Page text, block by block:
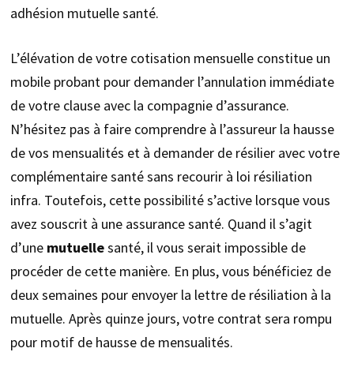
adhésion mutuelle santé.
L’élévation de votre cotisation mensuelle constitue un
mobile probant pour demander l’annulation immédiate
de votre clause avec la compagnie d’assurance.
N’hésitez pas à faire comprendre à l’assureur la hausse
de vos mensualités et à demander de résilier avec votre
complémentaire santé sans recourir à loi résiliation
infra. Toutefois, cette possibilité s’active lorsque vous
avez souscrit à une assurance santé. Quand il s’agit
d’unemutuellesanté, il vous serait impossible de
procéder de cette manière. En plus, vous bénéficiez de
deux semaines pour envoyer la lettre de résiliation à la
mutuelle. Après quinze jours, votre contrat sera rompu
pour motif de hausse de mensualités.